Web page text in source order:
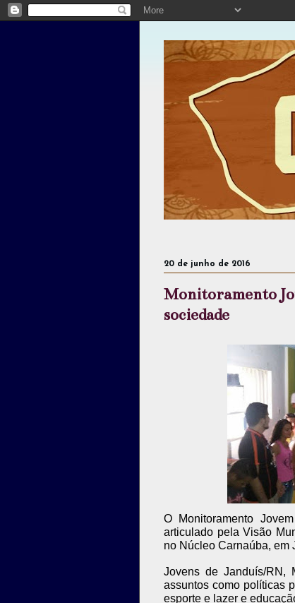
20 de junho de 2016
Monitoramento
sociedade
O Monitoramento
articulado pela Visão
no Núcleo Carnaúba, em
Jovens de Janduís/RN,
assuntos como políticas
esporte e lazer e